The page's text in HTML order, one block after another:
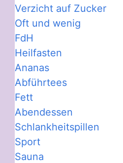
Verzicht auf Zucker
Oft und wenig
FdH
Heilfasten
Ananas
Abführtees
Fett
Abendessen
Schlankheitspillen
Sport
Sauna